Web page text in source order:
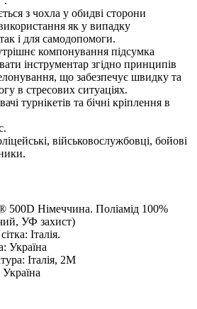
з чохла у обидві сторони
як у випадку
і для самодопомоги.
компонування підсумка
інструментар згідно принципів
що забезпечує швидку та
в стресових ситуаціях.
турнікетів та бічні кріплення в
військовослужбовці, бойові
500D Німеччина. Поліамід 100%
УФ захист)
Італія.
Україна
Італія, 2M
Україна